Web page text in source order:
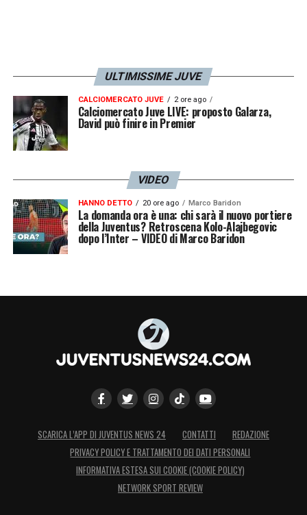
ULTIMISSIME JUVE
CALCIOMERCATO JUVE 2 ore ago
Calciomercato Juve LIVE: proposto Galarza,
David può finire in Premier
VIDEO
HANNO DETTO 20 ore ago Marco Baridon
La domanda ora è una: chi sarà il nuovo portiere
della Juventus? Retroscena Kolo-Alajbegovic
dopo l’Inter – VIDEO di Marco Baridon
SCARICA L’APP DI JUVENTUS NEWS 24 CONTATTI
REDAZIONE
PRIVACY POLICY E TRATTAMENTO DEI DATI PERSONALI
INFORMATIVA ESTESA SUI COOKIE (COOKIE POLICY)
NETWORK SPORT REVIEW